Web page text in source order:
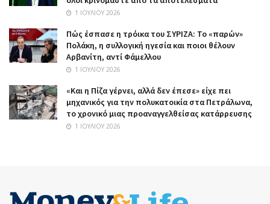
1 ΙΟΥΛΊΟΥ 2026
Πώς έσπασε η τρόικα του ΣΥΡΙΖΑ: Το «παρών»
Πολάκη, η συλλογική ηγεσία και ποιοι θέλουν
Αρβανίτη, αντί Φάμελλου
1 ΙΟΥΛΊΟΥ 2026
«Και η Πίζα γέρνει, αλλά δεν έπεσε» είχε πει
μηχανικός για την πολυκατοικία στα Πετράλωνα,
το χρονικό μιας προαναγγελθείσας κατάρρευσης
1 ΙΟΥΛΊΟΥ 2026